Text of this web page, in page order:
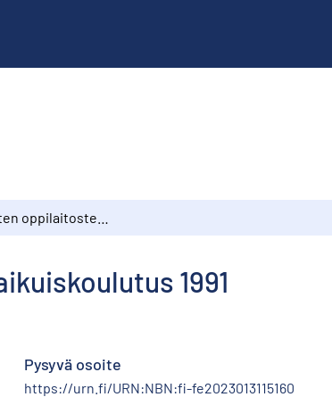
1991
Pysyvä osoite
https://urn.fi/URN:NBN:fi-fe2023013115160